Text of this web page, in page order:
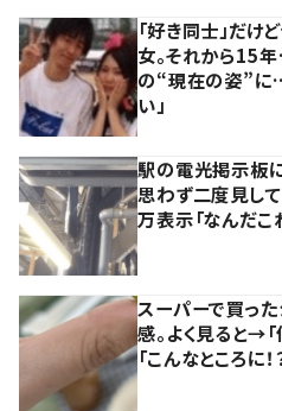
「好き同士」だけ
女。それから15
の“現在の姿”に
い」
駅の電光掲示板
思わず二度見し
万表示「なんだこれ
スーパーで買っ
感。よく見ると→
「こんなところに